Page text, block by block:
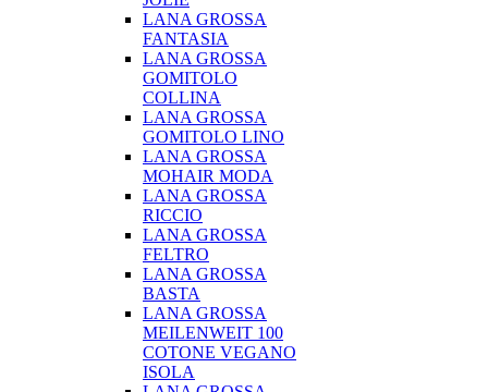
LANA GROSSA
FANTASIA
LANA GROSSA
GOMITOLO
COLLINA
LANA GROSSA
GOMITOLO LINO
LANA GROSSA
MOHAIR MODA
LANA GROSSA
RICCIO
LANA GROSSA
FELTRO
LANA GROSSA
BASTA
LANA GROSSA
MEILENWEIT 100
COTONE VEGANO
ISOLA